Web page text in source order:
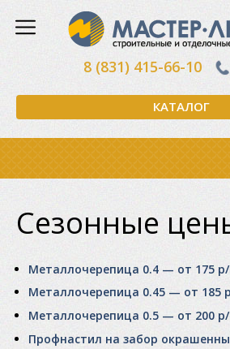
КАТАЛОГ
8 (831) 415-66-10
Сезонные
Металлочерепица 0.4 — от 175
Металлочерепица 0.45 — от 185
Металлочерепица 0.5 — от 200
Профнастил на забор